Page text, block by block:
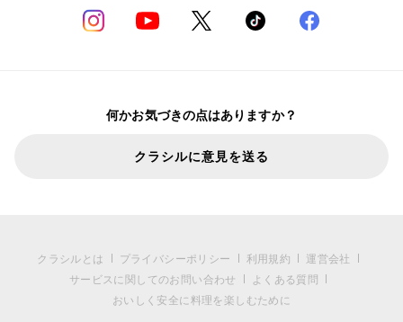
何かお気づきの点はありますか？
クラシルに意見を送る
クラシルとは プライバシーポリシー 利用規約
運営会社
サービスに関してのお問い合わせ
よくある質問
おいしく安全に料理を楽しむために